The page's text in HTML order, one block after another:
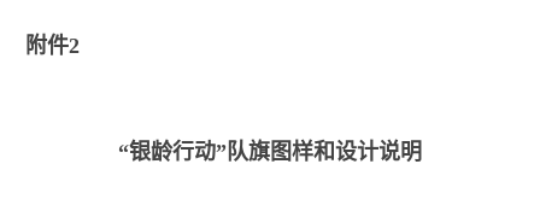
附件2
“银龄行动”队旗图样和设计说明